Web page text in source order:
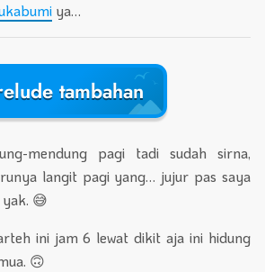
ya…
tambahan
mendung pagi tadi sudah sirna,
langit pagi yang… jujur pas saya
😅
ini jam 6 lewat dikit aja ini hidung
🙃